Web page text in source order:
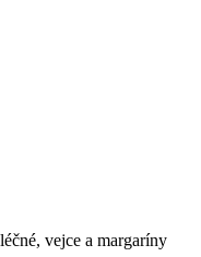
vejce a margaríny